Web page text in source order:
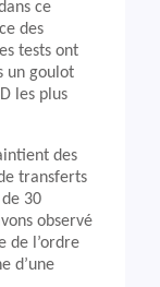
ce
des
tests ont
un goulot
les plus
des
transferts
30
observé
de l’ordre
d’une